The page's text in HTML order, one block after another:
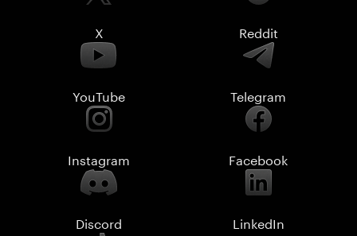
X Reddit
YouTube Telegram
Instagram Facebook
Discord LinkedIn